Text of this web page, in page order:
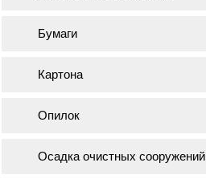
Бумаги
Картона
Опилок
Осадка очистных сооружений